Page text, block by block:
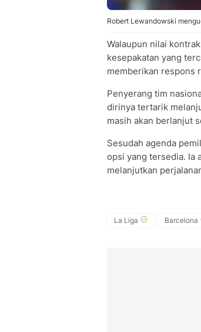
Robert Lewandowski
Walaupun nilai
kesepakatan yang
memberikan respons
Penyerang tim
dirinya tertarik
masih akan berlanjut
Sesudah agenda
opsi yang tersedia. Ia
melanjutkan
La Liga Barcelona